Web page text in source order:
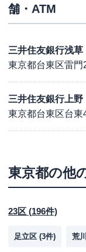
舗・ATM
三井住友銀行浅草
東京都台東区雷門
三井住友銀行上野
東京都台東区台東
東京都の他
23区 (196件)
足立区 (3件) 荒